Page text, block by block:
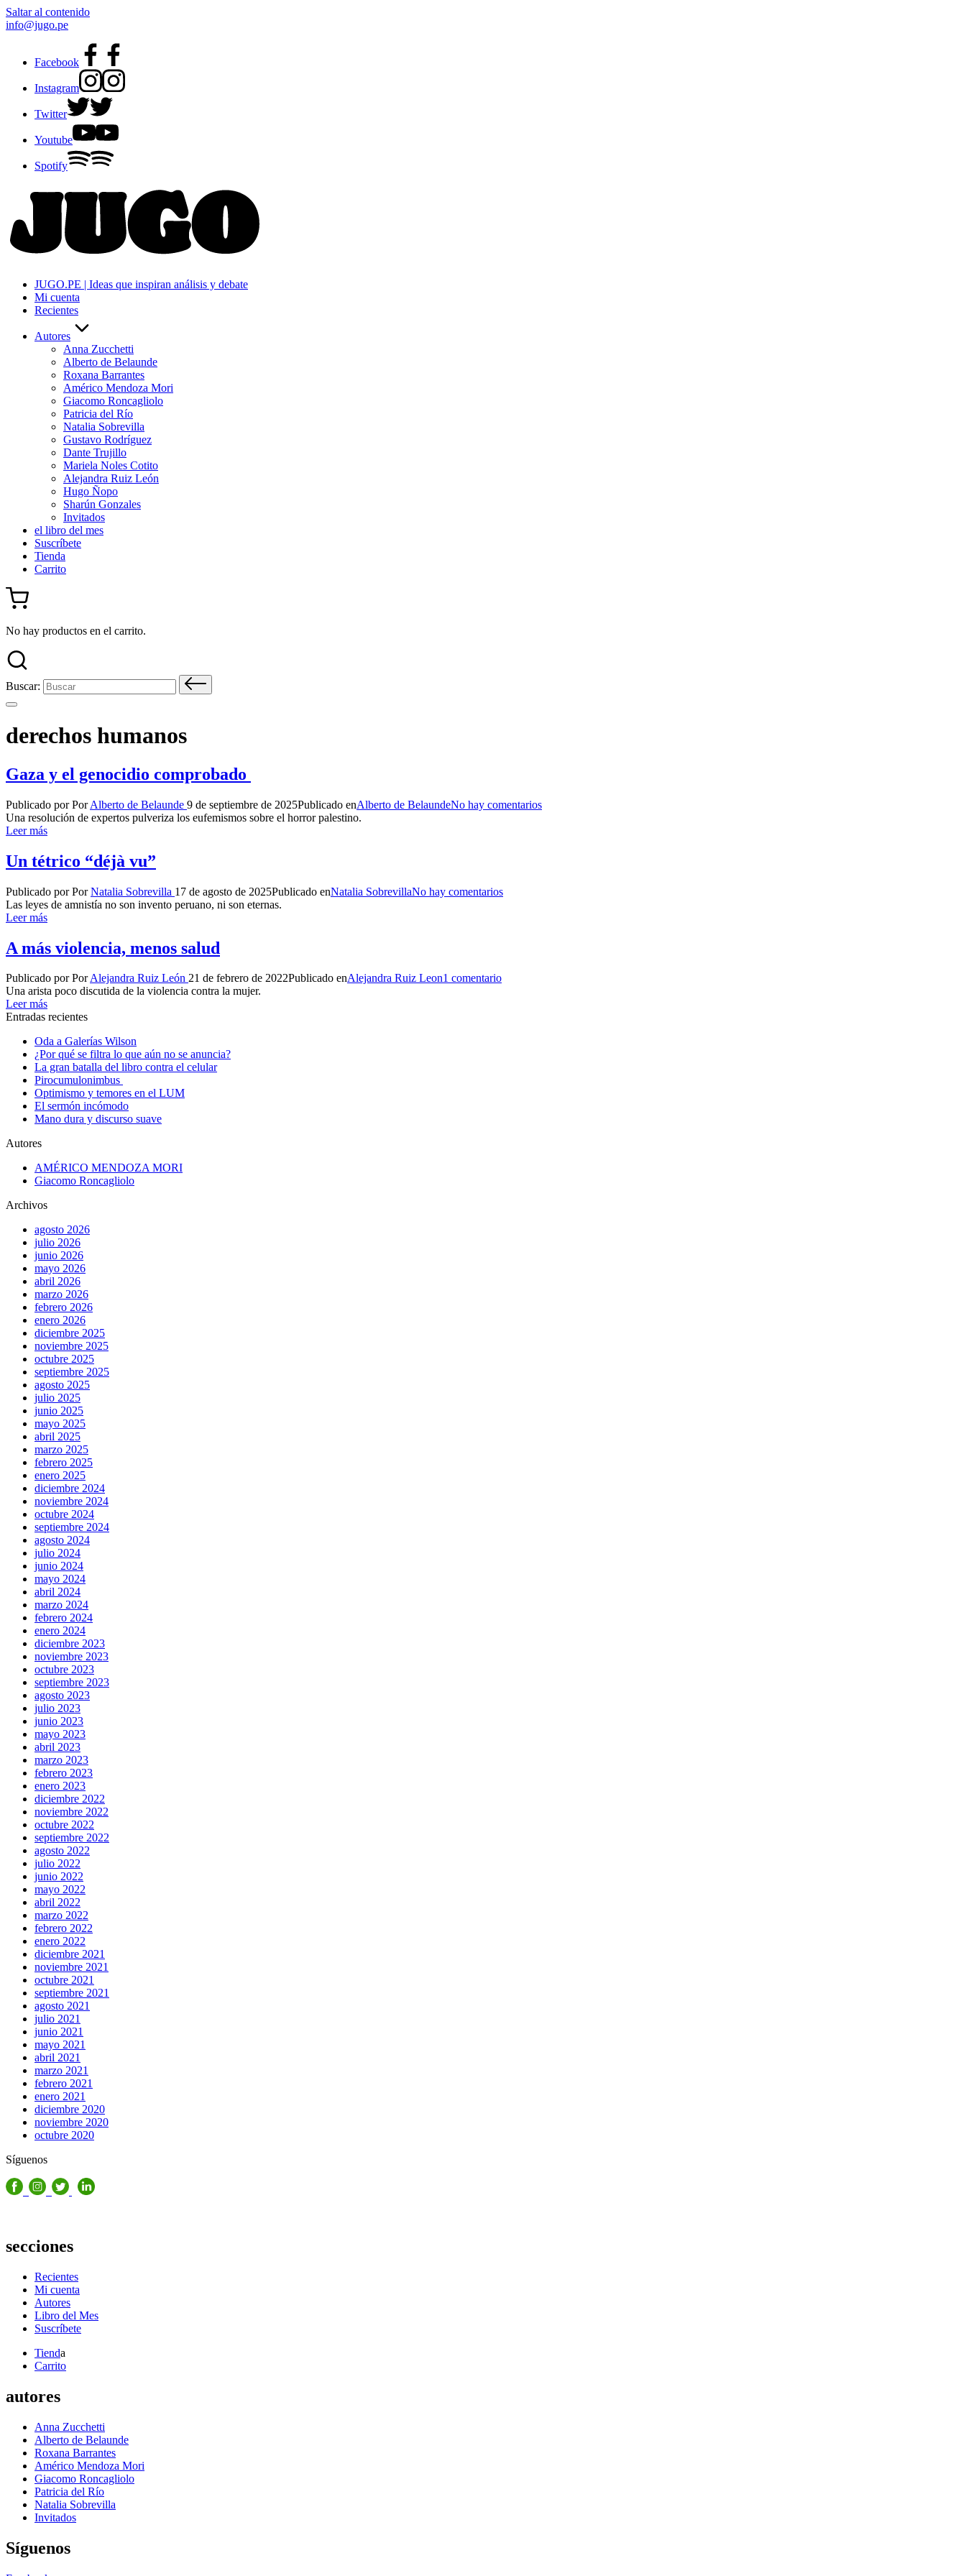
Saltar al contenido
info@jugo.pe
Facebook
Instagram
Twitter
Youtube
Spotify
JUGO.PE | Ideas que inspiran análisis y debate
Mi cuenta
Recientes
Autores
Anna Zucchetti
Alberto de Belaunde
Roxana Barrantes
Américo Mendoza Mori
Giacomo Roncagliolo
Patricia del Río
Natalia Sobrevilla
Gustavo Rodríguez
Dante Trujillo
Mariela Noles Cotito
Alejandra Ruiz León
Hugo Ñopo
Sharún Gonzales
Invitados
el libro del mes
Suscríbete
Tienda
Carrito
No hay productos en el carrito.
Buscar:
derechos humanos
Gaza y el genocidio comprobado
Publicado por PorAlberto de Belaunde 9 de septiembre de 2025Publicado enAlberto de BelaundeNo hay comentarios
Una resolución de expertos pulveriza los eufemismos sobre el horror palestino.
Leer más
Un tétrico “déjà vu”
Publicado por PorNatalia Sobrevilla 17 de agosto de 2025Publicado enNatalia SobrevillaNo hay comentarios
Las leyes de amnistía no son invento peruano, ni son eternas.
Leer más
A más violencia, menos salud
Publicado por PorAlejandra Ruiz León 21 de febrero de 2022Publicado enAlejandra Ruiz Leon1 comentario
Una arista poco discutida de la violencia contra la mujer.
Leer más
Entradas recientes
Oda a Galerías Wilson
¿Por qué se filtra lo que aún no se anuncia?
La gran batalla del libro contra el celular
Pirocumulonimbus
Optimismo y temores en el LUM
El sermón incómodo
Mano dura y discurso suave
Autores
AMÉRICO MENDOZA MORI
Giacomo Roncagliolo
Archivos
agosto 2026
julio 2026
junio 2026
mayo 2026
abril 2026
marzo 2026
febrero 2026
enero 2026
diciembre 2025
noviembre 2025
octubre 2025
septiembre 2025
agosto 2025
julio 2025
junio 2025
mayo 2025
abril 2025
marzo 2025
febrero 2025
enero 2025
diciembre 2024
noviembre 2024
octubre 2024
septiembre 2024
agosto 2024
julio 2024
junio 2024
mayo 2024
abril 2024
marzo 2024
febrero 2024
enero 2024
diciembre 2023
noviembre 2023
octubre 2023
septiembre 2023
agosto 2023
julio 2023
junio 2023
mayo 2023
abril 2023
marzo 2023
febrero 2023
enero 2023
diciembre 2022
noviembre 2022
octubre 2022
septiembre 2022
agosto 2022
julio 2022
junio 2022
mayo 2022
abril 2022
marzo 2022
febrero 2022
enero 2022
diciembre 2021
noviembre 2021
octubre 2021
septiembre 2021
agosto 2021
julio 2021
junio 2021
mayo 2021
abril 2021
marzo 2021
febrero 2021
enero 2021
diciembre 2020
noviembre 2020
octubre 2020
Síguenos
secciones
Recientes
Mi cuenta
Autores
Libro del Mes
Suscríbete
Tienda
Carrito
autores
Anna Zucchetti
Alberto de Belaunde
Roxana Barrantes
Américo Mendoza Mori
Giacomo Roncagliolo
Patricia del Río
Natalia Sobrevilla
Invitados
Síguenos